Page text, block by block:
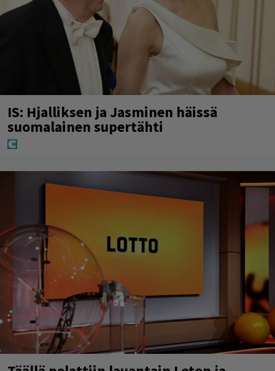
IS: Hjalliksen ja Jasminen häissä
suomalainen supertähti